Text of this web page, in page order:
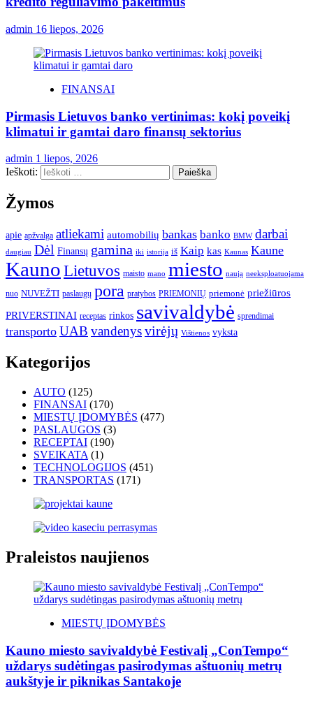
admin 16 liepos, 2026
FINANSAI
Pirmasis Lietuvos banko vertinimas: kokį poveikį
klimatui ir gamtai daro finansų sektorius
admin 1 liepos, 2026
Ieškoti:
Žymos
apie apžvalga atliekami automobilių bankas banko BMW darbai
daugiau Dėl Finansų gamina iki istorija iš Kaip kas Kaunas Kaune
KaunoLietuvos maisto mano miesto naują neeksploatuojama
nuo NUVEŽTI paslaugų pora pratybos PRIEMONIŲ priemonė priežiūros
PRIVERSTINAI receptas rinkos savivaldybė sprendimai
transporto UAB vandenysvirėjų Vištienos vyksta
Kategorijos
AUTO (125)
FINANSAI (170)
MIESTŲ ĮDOMYBĖS (477)
PASLAUGOS (3)
RECEPTAI (190)
SVEIKATA (1)
TECHNOLOGIJOS (451)
TRANSPORTAS (171)
Praleistos naujienos
MIESTŲ ĮDOMYBĖS
Kauno miesto savivaldybė Festivalį „ConTempo“
uždarys sudėtingas pasirodymas aštuonių metrų
aukštyje ir piknikas Santakoje